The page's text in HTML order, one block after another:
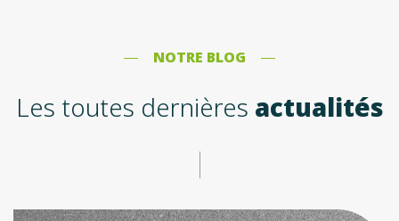
NOTRE BLOG
Les toutes dernières actualités